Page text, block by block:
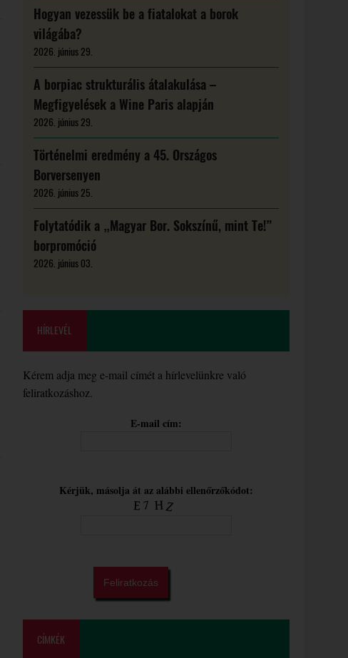
Hogyan vezessük be a fiatalokat a borok
világába?
2026. június 29.
A borpiac strukturális átalakulása –
Megfigyelések a Wine Paris alapján
2026. június 29.
Történelmi eredmény a 45. Országos
Borversenyen
2026. június 25.
Folytatódik a „Magyar Bor. Sokszínű, mint Te!”
borpromóció
2026. június 03.
HÍRLEVÉL
Kérem adja meg e-mail címét a hírlevelünkre való
feliratkozáshoz.
E-mail cím:
Kérjük, másolja át az alábbi ellenőrzőkódot:
CÍMKÉK